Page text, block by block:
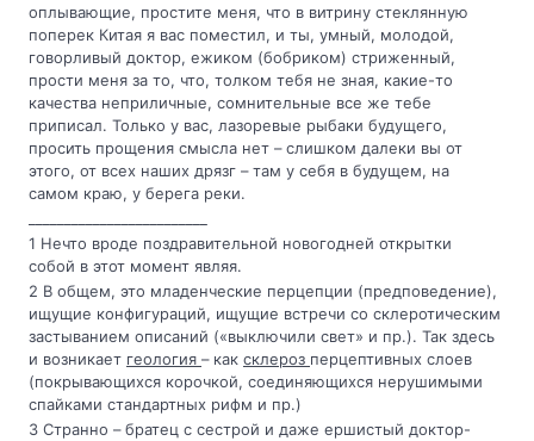
оплывающие, простите меня, что в витрину стеклянную
поперек Китая я вас поместил, и ты, умный, молодой,
говорливый доктор, ежиком (бобриком) стриженный,
прости меня за то, что, толком тебя не зная, какие-то
качества неприличные, сомнительные все же тебе
приписал. Только у вас, лазоревые рыбаки будущего,
просить прощения смысла нет – слишком далеки вы от
этого, от всех наших дрязг – там у себя в будущем, на
самом краю, у берега реки.
1 Нечто вроде поздравительной новогодней открытки
собой в этот момент являя.
2 В общем, это младенческие перцепции (предповедение),
ищущие конфигураций, ищущие встречи со склеротическим
застыванием описаний («выключили свет» и пр.). Так здесь
и возникает геология – как склероз перцептивных слоев
(покрывающихся корочкой, соединяющихся нерушимыми
спайками стандартных рифм и пр.)
3 Странно – братец с сестрой и даже ершистый доктор-